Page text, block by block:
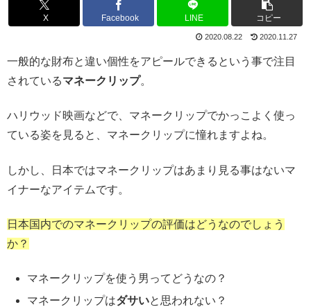
X Facebook LINE コピー
2020.08.22 2020.11.27
一般的な財布と違い個性をアピールできるという事で注目
されているマネークリップ。
ハリウッド映画などで、マネークリップでかっこよく使っ
ている姿を見ると、マネークリップに憧れますよね。
しかし、日本ではマネークリップはあまり見る事はないマ
イナーなアイテムです。
日本国内でのマネークリップの評価はどうなのでしょう
か？
マネークリップを使う男ってどうなの？
マネークリップはダサいと思われない？